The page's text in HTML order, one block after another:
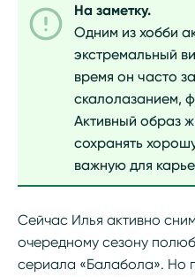
На заметку.
Одним из хобби
экстремальный
время он часто
скалолазанием,
Активный образ
сохранять
важную для
Сейчас Илья активно
очередному сезону
сериала «Балабола». Но